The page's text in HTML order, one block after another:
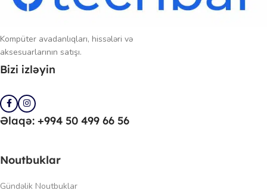
Kompüter avadanlıqları, hissələri və
aksesuarlarının satışı.
Bizi izləyin
Əlaqə: +994 50 499 66 56
Noutbuklar
Gündəlik Noutbuklar